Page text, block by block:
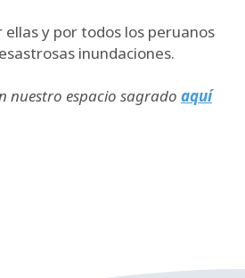
ellas y por todos los peruanos
inundaciones.
nuestro espacio sagrado aquí